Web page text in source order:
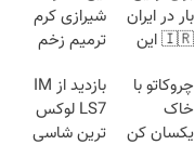
بار در ایران
🇮🇷 این
ترمیم کننده
23 روزه
ساخت!
شیرازی کرم
ترمیم زخم
ساخت!!!
چروکاتو با
خاک
یکسان کن
بازدید از IM
LS7 لوکس
ترین شاسی